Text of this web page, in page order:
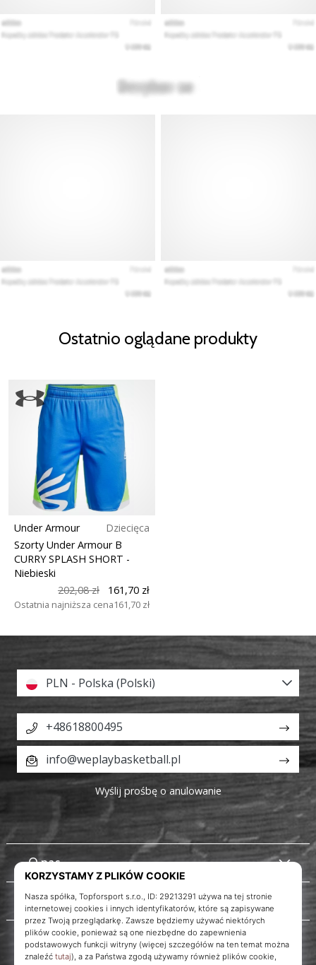
Ostatnio oglądane produkty
Under Armour
Dziecięca
Szorty Under Armour B
CURRY SPLASH SHORT -
Niebieski
202,08 zł
161,70 zł
Ostatnia najniższa cena161,70 zł
O nas
Obsługa klienta
PLN - Polska (Polski)
+48618800495
info@weplaybasketball.pl
Wyślij prośbę o anulowanie